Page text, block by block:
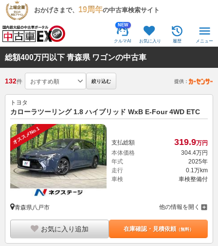
おかげさまで、 19周年の中古車検索サイト
NEW
クルマAI お気に入り 履歴 メニュー
総額400万円以下 青森県 ワゴンの中古車
132件 絞り込む 提供：
トヨタ
カローラツーリング 1.8 ハイブリッド WxB E-Four 4WD ETC
オススメNo.1 支払総額 319.9万円
本体価格
304.4万円
年式
2025年
走行
0.1万km
車検
車検整備付
青森県八戸市 他の情報を開く
お気に入り追加 在庫確認・見積依頼（無料）